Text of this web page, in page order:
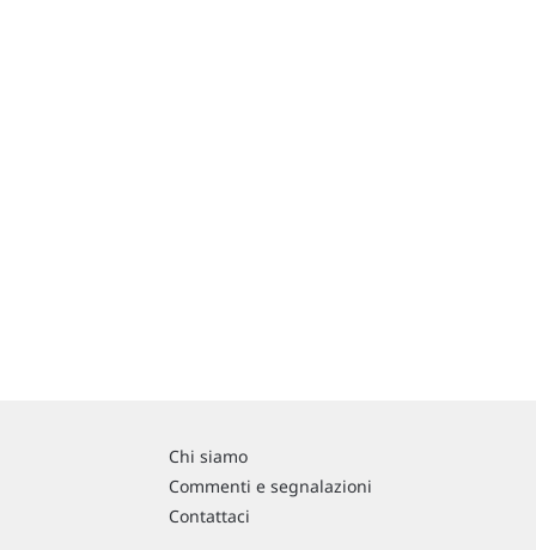
Chi siamo
Commenti e segnalazioni
Contattaci